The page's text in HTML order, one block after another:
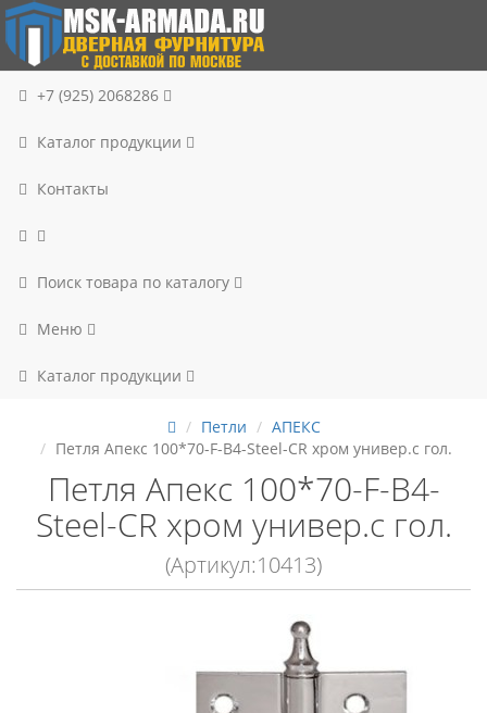
+7 (925) 2068286
Каталог продукции
Контакты
Поиск товара по каталогу
Меню
Каталог продукции
Петли
АПЕКС
Петля Апекс 100*70-F-B4-Steel-CR хром универ.с гол.
Петля Апекс 100*70-F-B4-
Steel-CR хром универ.с гол.
(Артикул:10413)